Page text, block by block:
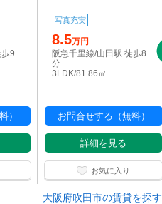
9
）
写真充実
8.5万円
阪急千里線/山田駅 徒歩8
分
3LDK/81.86㎡
お問合せする（無料）
詳細を見る
お気に入り
大阪府吹田市の賃貸を探す